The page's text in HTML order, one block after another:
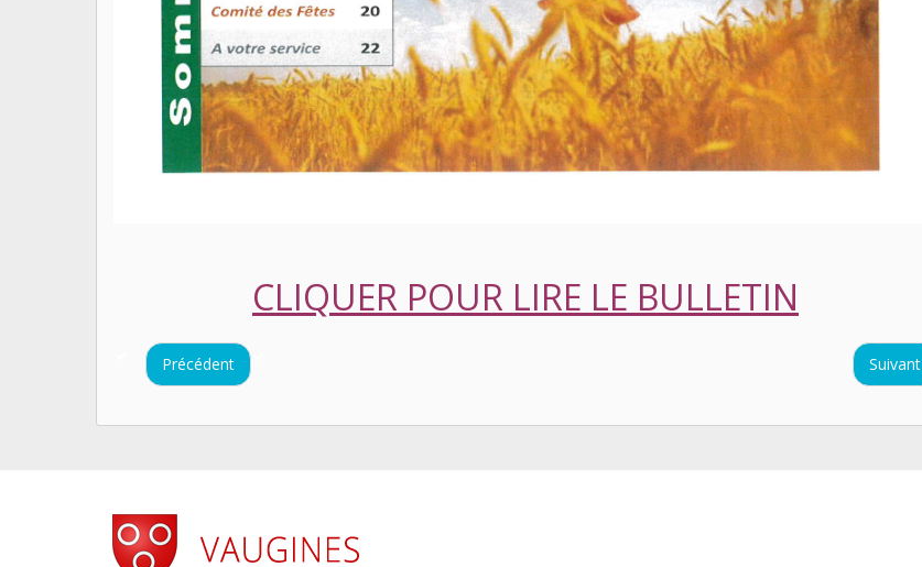
CONTACT HORAIRES
APPEL D’OFFRE
DE SOURCE SÛRE
AVIS DE RECRUTEMENT
CLIQUER POUR LIRE LE BULLETIN
Précédent Suivant